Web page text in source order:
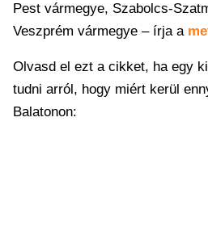
Pest vármegye, Szabolcs-
Veszprém vármegye – írja a
Olvasd el ezt a cikket, ha egy
tudni arról, hogy miért kerül
Balatonon: